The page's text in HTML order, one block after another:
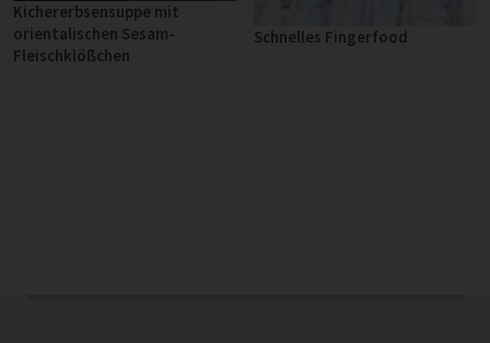
Kichererbsensuppe mit
orientalischen Sesam-
Fleischklößchen
Schnelles Fingerfood